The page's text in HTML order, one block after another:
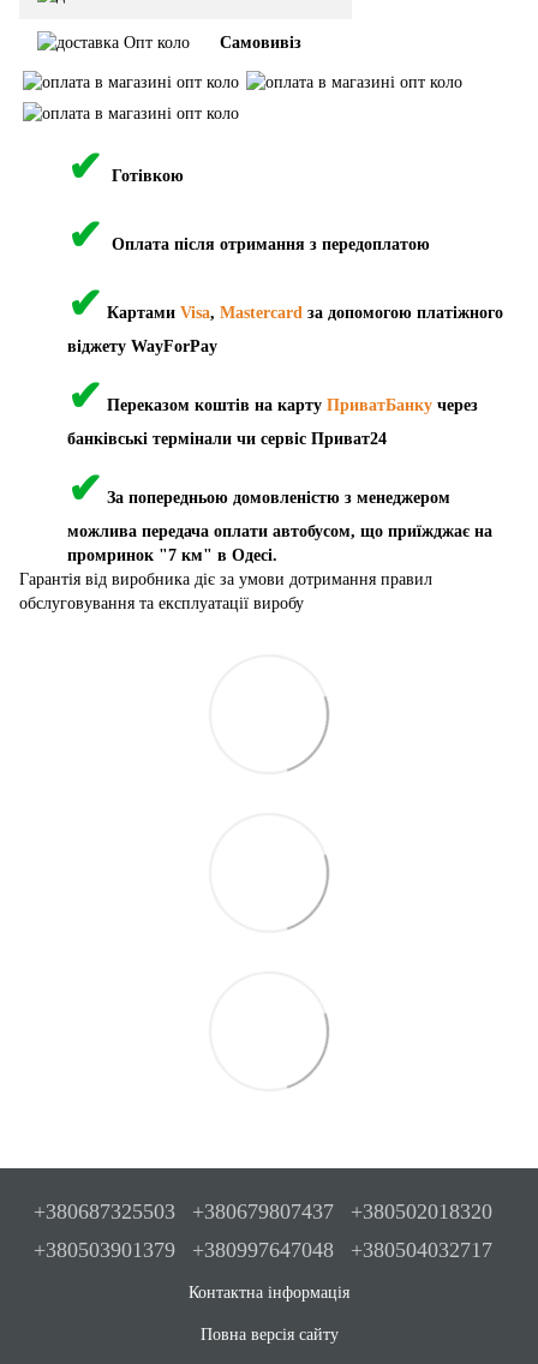
Самовивіз
✔ Готівкою
✔ Оплата після отримання з передоплатою
✔ Картами Visa, Mastercard за допомогою платіжного
віджету WayForPay
✔ Переказом коштів на карту ПриватБанку через
банківські термінали чи сервіс Приват24
✔ За попередньою домовленістю з менеджером
можлива передача оплати автобусом, що приїжджає на
промринок "7 км" в Одесі.
Гарантія від виробника діє за умови дотримання правил
обслуговування та експлуатації виробу
+380687325503 +380679807437
+380502018320
+380503901379
+380997647048 +380504032717
Контактна інформація
Повна версія сайту